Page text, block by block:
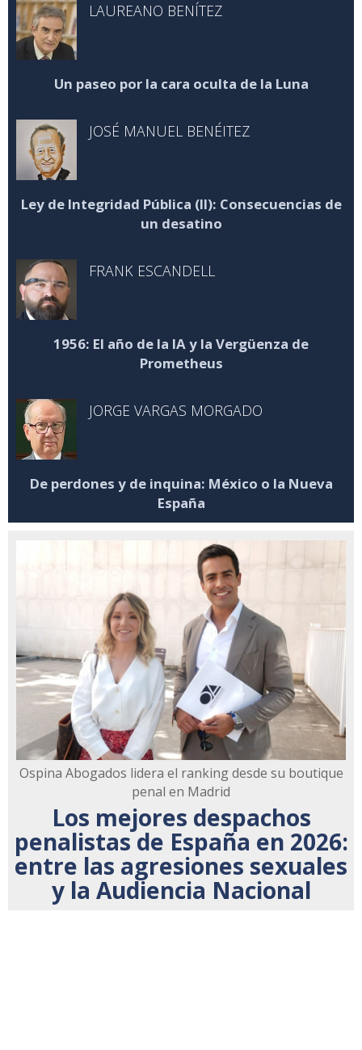
LAUREANO BENÍTEZ
Un paseo por la cara oculta de la Luna
JOSÉ MANUEL BENÉITEZ
Ley de Integridad Pública (II): Consecuencias de
un desatino
FRANK ESCANDELL
1956: El año de la IA y la Vergüenza de
Prometheus
JORGE VARGAS MORGADO
De perdones y de inquina: México o la Nueva
España
Ospina Abogados lidera el ranking desde su boutique
penal en Madrid
Los mejores despachos
penalistas de España en 2026:
entre las agresiones sexuales
y la Audiencia Nacional